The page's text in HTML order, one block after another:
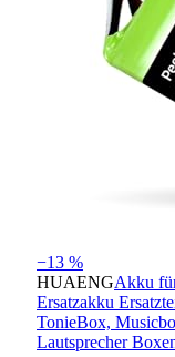
−13 %
HUAENGAkku
Ersatzakku
TonieBox,
Lautsprecher